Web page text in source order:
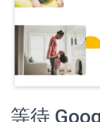
等待